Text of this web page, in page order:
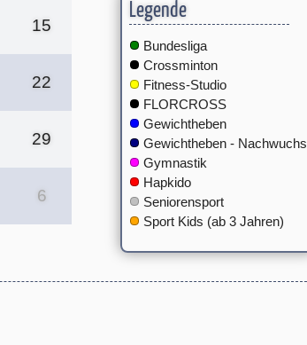
Legende
Bundesliga
Crossminton
Fitness-Studio
FLORCROSS
Gewichtheben
Gewichtheben - Nachwuchs
Gymnastik
Hapkido
Seniorensport
Sport Kids (ab 3 Jahren)
15
22
29
6